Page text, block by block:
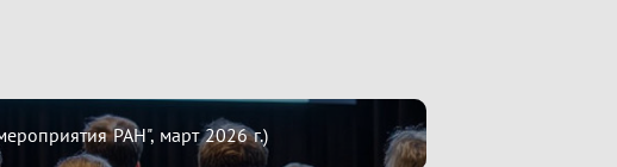
РАН", март 2026 г.)